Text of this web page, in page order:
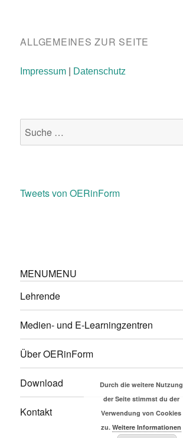
ALLGEMEINES ZUR SEITE
Impressum Datenschutz
nach:
Tweets von OERinForm
MENUMENU
Lehrende
Medien- und E-Learningzentren
Über OERinForm
Download
Kontakt
Durch die weitere Nutzung
der Seite stimmst du der
Verwendung von Cookies
zu. Weitere Informationen